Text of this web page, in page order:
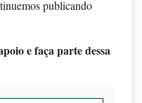
publicando
e faça parte dessa